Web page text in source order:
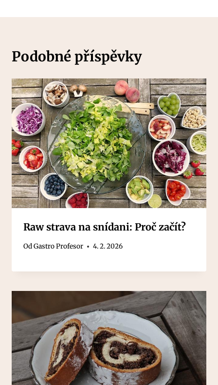
Podobné příspěvky
Raw strava na snídani: Proč začít?
OdGastro Profesor 4. 2. 2026